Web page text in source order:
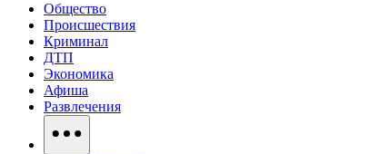
Общество
Происшествия
Криминал
ДТП
Экономика
Афиша
Развлечения